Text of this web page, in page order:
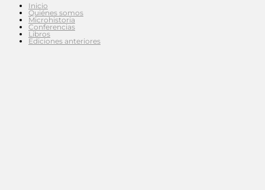
Inicio
Quiénes somos
Microhistoria
Conferencias
Libros
Ediciones anteriores